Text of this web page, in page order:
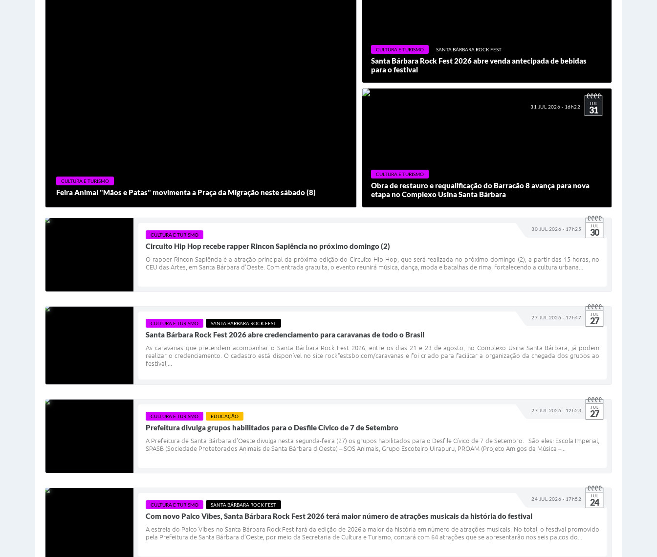
CULTURA E TURISMO
Feira Animal "Mãos e Patas" movimenta a Praça da Migração neste sábado (8)
CULTURA E TURISMO SANTA BÁRBARA ROCK FEST
Santa Bárbara Rock Fest 2026 abre venda antecipada de bebidas
para o festival
31 JUL 2026 - 16h22 JUL
31
CULTURA E TURISMO
Obra de restauro e requalificação do Barracão 8 avança para nova
etapa no Complexo Usina Santa Bárbara
30 JUL 2026 - 17h25 JUL
30
CULTURA E TURISMO
Circuito Hip Hop recebe rapper Rincon Sapiência no próximo domingo (2)
O rapper Rincon Sapiência é a atração principal da próxima edição do Circuito Hip Hop, que será realizada no próximo domingo (2), a partir das 15 horas, no
CEU das Artes, em Santa Bárbara d'Oeste. Com entrada gratuita, o evento reunirá música, dança, moda e batalhas de rima, fortalecendo a cultura urbana...
27 JUL 2026 - 17h47 JUL
27
CULTURA E TURISMO SANTA BÁRBARA ROCK FEST
Santa Bárbara Rock Fest 2026 abre credenciamento para caravanas de todo o Brasil
As caravanas que pretendem acompanhar o Santa Bárbara Rock Fest 2026, entre os dias 21 e 23 de agosto, no Complexo Usina Santa Bárbara, já podem
realizar o credenciamento. O cadastro está disponível no site rockfestsbo.com/caravanas e foi criado para facilitar a organização da chegada dos grupos ao
festival,...
27 JUL 2026 - 12h23 JUL
27
CULTURA E TURISMO EDUCAÇÃO
Prefeitura divulga grupos habilitados para o Desfile Cívico de 7 de Setembro
A Prefeitura de Santa Bárbara d’Oeste divulga nesta segunda-feira (27) os grupos habilitados para o Desfile Cívico de 7 de Setembro. São eles: Escola Imperial,
SPASB (Sociedade Protetorados Animais de Santa Bárbara d'Oeste) – SOS Animais, Grupo Escoteiro Uirapuru, PROAM (Projeto Amigos da Música –...
24 JUL 2026 - 17h52 JUL
24
CULTURA E TURISMO SANTA BÁRBARA ROCK FEST
Com novo Palco Vibes, Santa Bárbara Rock Fest 2026 terá maior número de atrações musicais da história do festival
A estreia do Palco Vibes no Santa Bárbara Rock Fest fará da edição de 2026 a maior da história em número de atrações musicais. No total, o festival promovido
pela Prefeitura de Santa Bárbara d’Oeste, por meio da Secretaria de Cultura e Turismo, contará com 64 atrações que se apresentarão nos seis palcos do...